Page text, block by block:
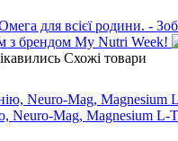
з брендом My Nutri Week!
Схожі товари
Neuro-Mag, Magnesium L-